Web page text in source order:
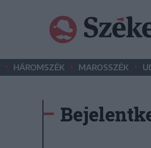
• HÁROMSZÉK • MAROSSZÉK •